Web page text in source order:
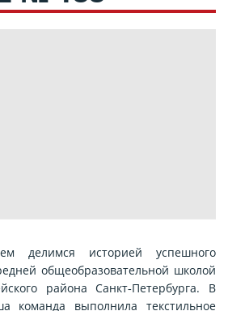
делимся историей успешного
общеобразовательной школой
района Санкт‑Петербурга. В
команда выполнила текстильное